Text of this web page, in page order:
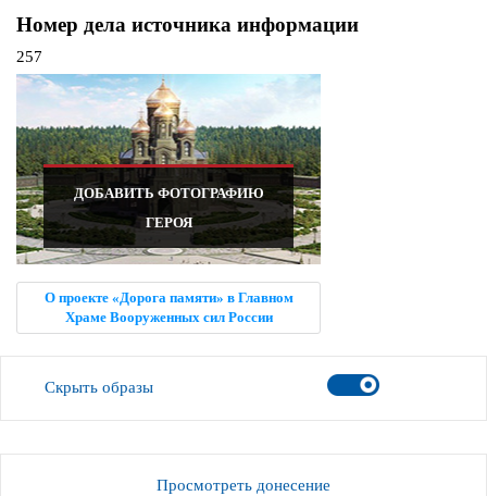
Номер дела источника информации
257
ДОБАВИТЬ ФОТОГРАФИЮ
ГЕРОЯ
О проекте «Дорога памяти» в Главном
Храме Вооруженных сил России
Скрыть образы
Просмотреть донесение